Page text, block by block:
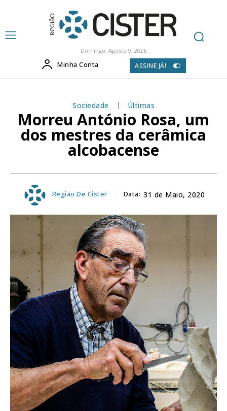
Domingo, Agosto 9, 2026
Minha Conta ASSINE JÁ!
Sociedade Últimas
Morreu António Rosa, um
dos mestres da cerâmica
alcobacense
Região De Cister Data: 31 de Maio, 2020